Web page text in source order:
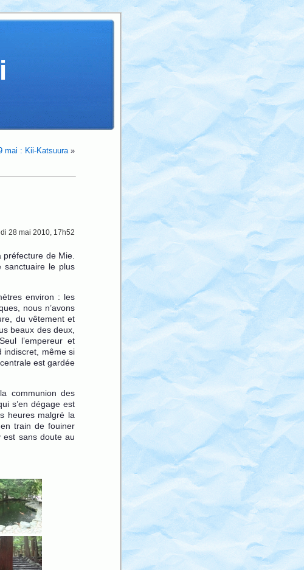
mai : Kii-Katsuura»
28 mai 2010, 17h52
de Mie.
sanctuaire le plus
environ : les
nous n’avons
du vêtement et
beaux des deux,
l’empereur et
indiscret, même si
est gardée
communion des
s’en dégage est
heures malgré la
train de fouiner
est sans doute au